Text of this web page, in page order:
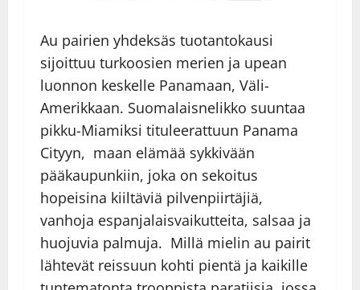
Au pairien yhdeksäs tuotantokausi
sijoittuu turkoosien merien ja upean
luonnon keskelle Panamaan, Väli-
Amerikkaan. Suomalaisnelikko suuntaa
pikku-Miamiksi tituleerattuun Panama
Cityyn, maan elämää sykkivään
pääkaupunkiin, joka on sekoitus
hopeisina kiiltäviä pilvenpiirtäjiä,
vanhoja espanjalaisvaikutteita, salsaa ja
huojuvia palmuja. Millä mielin au pairit
lähtevät reissuun kohti pientä ja kaikille